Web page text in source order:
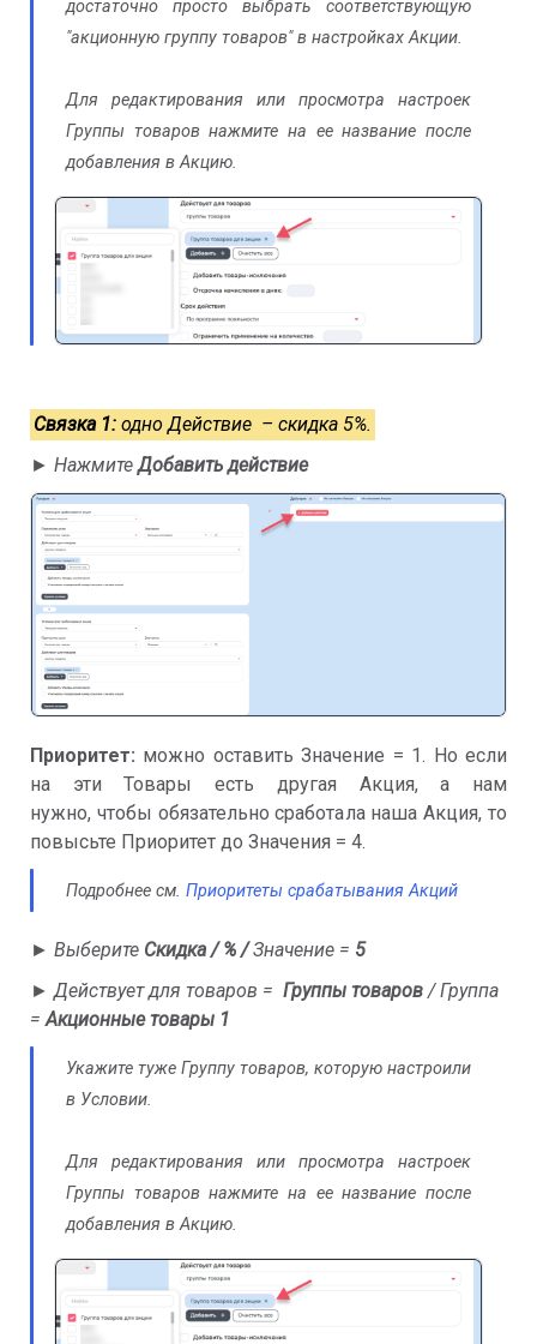
достаточно просто выбрать соответствующую
"акционную группу товаров" в настройках Акции.
Для редактирования или просмотра настроек
Группы товаров нажмите на ее название после
добавления в Акцию.
Связка 1: одно Действие – скидка 5%.
► НажмитеДобавить действие
Приоритет: можно оставить Значение = 1. Но если
на эти Товары есть другая Акция, а нам
нужно, чтобы обязательно сработала наша Акция, то
повысьте Приоритет до Значения = 4.
Подробнее см. Приоритеты срабатывания Акций
► Выберите Скидка / % /Значение = 5
►Действует для товаров = Группы товаров / Группа
= Акционные товары 1
Укажите туже Группу товаров, которую настроили
в Условии.
Для редактирования или просмотра настроек
Группы товаров нажмите на ее название после
добавления в Акцию.